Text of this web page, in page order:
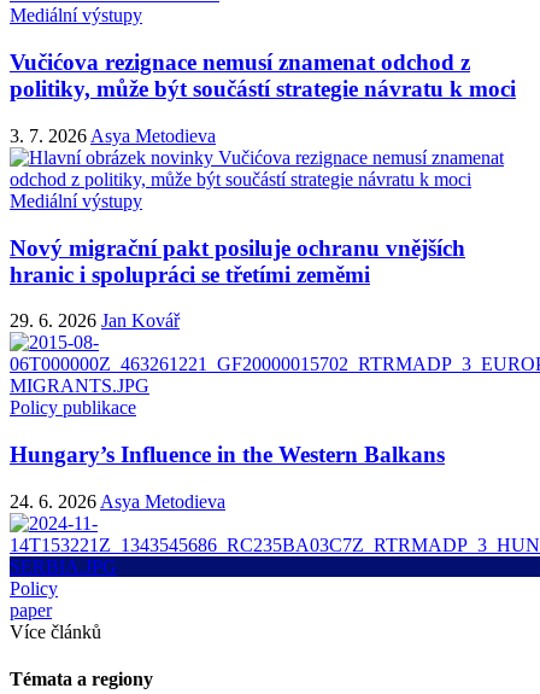
Mediální výstupy
Vučićova rezignace nemusí znamenat odchod z
politiky, může být součástí strategie návratu k moci
3. 7. 2026 Asya Metodieva
Mediální výstupy
Nový migrační pakt posiluje ochranu vnějších
hranic i spolupráci se třetími zeměmi
29. 6. 2026 Jan Kovář
Policy publikace
Hungary’s Influence in the Western Balkans
24. 6. 2026 Asya Metodieva
Policy
paper
Více článků
Témata a regiony